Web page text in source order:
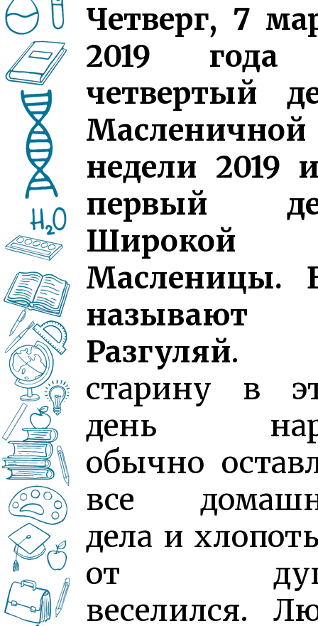
Четверг, 7
2019
четвертый
Масленичной
недели 2019
первый
Широкой
Масленицы.
называют
Разгуляй.
старину в
день
обычно
все
дела и
от
веселился.